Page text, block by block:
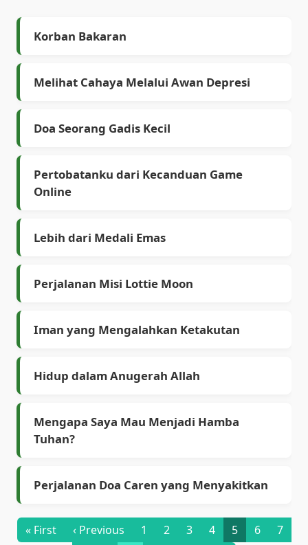
Korban Bakaran
Melihat Cahaya Melalui Awan Depresi
Doa Seorang Gadis Kecil
Pertobatanku dari Kecanduan Game
Online
Lebih dari Medali Emas
Perjalanan Misi Lottie Moon
Iman yang Mengalahkan Ketakutan
Hidup dalam Anugerah Allah
Mengapa Saya Mau Menjadi Hamba
Tuhan?
Perjalanan Doa Caren yang Menyakitkan
First page
« First Previous page
‹ Previous Page
1 Page
2 Page
3 Page
4 Current page
5 Page
6 Page
7